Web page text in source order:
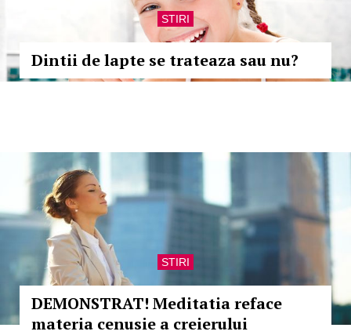
STIRI
Dintii de lapte se trateaza sau nu?
STIRI
DEMONSTRAT! Meditatia reface
materia cenusie a creierului